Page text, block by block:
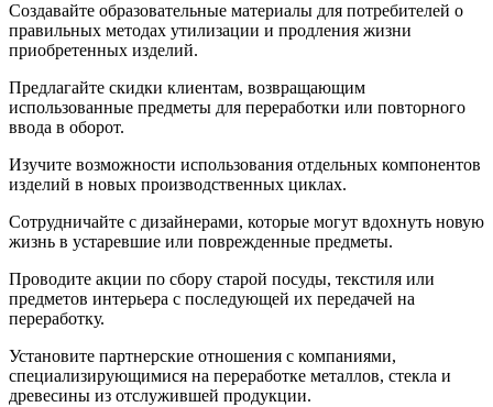
Создавайте образовательные материалы для потребителей о
правильных методах утилизации и продления жизни
приобретенных изделий.
Предлагайте скидки клиентам, возвращающим
использованные предметы для переработки или повторного
ввода в оборот.
Изучите возможности использования отдельных компонентов
изделий в новых производственных циклах.
Сотрудничайте с дизайнерами, которые могут вдохнуть новую
жизнь в устаревшие или поврежденные предметы.
Проводите акции по сбору старой посуды, текстиля или
предметов интерьера с последующей их передачей на
переработку.
Установите партнерские отношения с компаниями,
специализирующимися на переработке металлов, стекла и
древесины из отслужившей продукции.